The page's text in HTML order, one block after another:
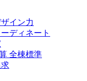
イン力
ディネート
全棟標準